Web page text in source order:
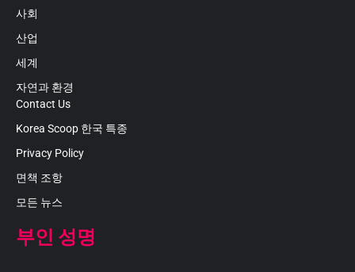
사회
산업
세계
자연과 환경
Contact Us
Korea Scoop 한국 특종
Privacy Policy
면책 조항
모든 뉴스
부인 성명